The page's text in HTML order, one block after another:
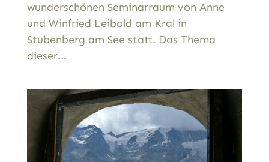
wunderschönen Seminarraum von Anne
und Winfried Leibold am Kral in
Stubenberg am See statt. Das Thema
dieser...